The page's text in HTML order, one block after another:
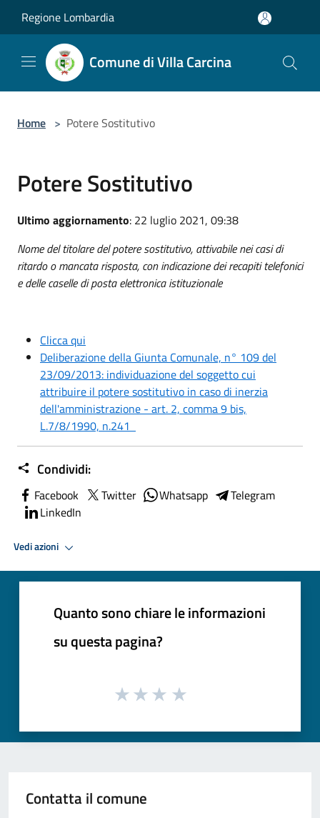
Regione Lombardia
Comune di Villa Carcina
Home > Potere Sostitutivo
Potere Sostitutivo
Ultimo aggiornamento: 22 luglio 2021, 09:38
Nome del titolare del potere sostitutivo, attivabile nei casi di
ritardo o mancata risposta, con indicazione dei recapiti telefonici
e delle caselle di posta elettronica istituzionale
Clicca qui
Deliberazione della Giunta Comunale, n° 109 del
23/09/2013: individuazione del soggetto cui
attribuire il potere sostitutivo in caso di inerzia
dell'amministrazione - art. 2, comma 9 bis,
L.7/8/1990, n.241
Condividi:
Facebook Twitter Whatsapp
Telegram
LinkedIn
Vedi azioni
Quanto sono chiare le informazioni
su questa pagina?
Contatta il comune